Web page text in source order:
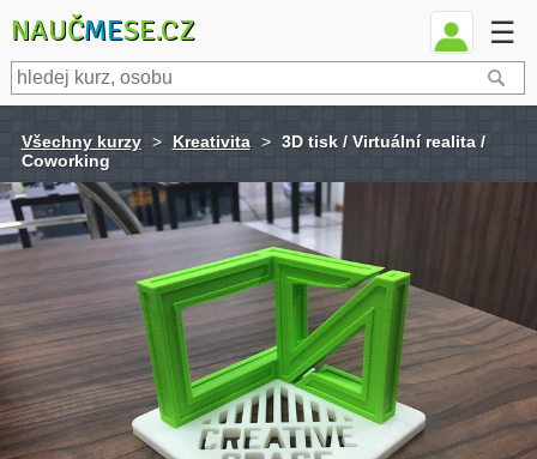
NAUČMESE.CZ ☰
Všechny kurzy > Kreativita > 3D tisk / Virtuální realita /
Coworking